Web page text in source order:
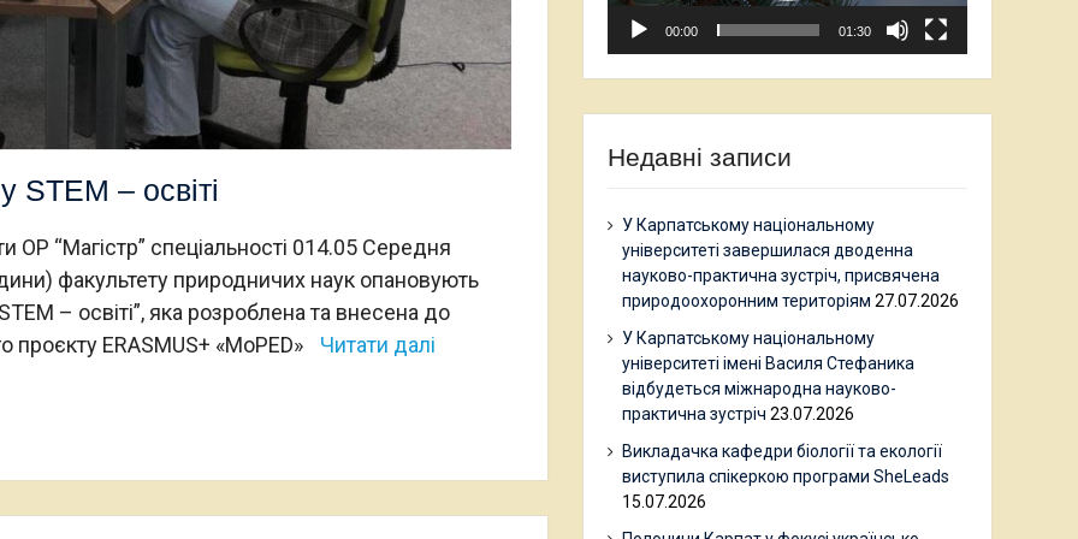
STEM – освіті
ОР “Магістр” спеціальності 014.05 Середня
факультету природничих наук опановують
– освіті”, яка розроблена та внесена до
проєкту ERASMUS+ «MoPED»
Читати далі
00:00 01:30
Недавні записи
У Карпатському національному
університеті завершилася дводенна
науково-практична зустріч, присвячена
природоохоронним територіям 27.07.2026
У Карпатському національному
університеті імені Василя Стефаника
відбудеться міжнародна науково-
практична зустріч 23.07.2026
Викладачка кафедри біології та екології
виступила спікеркою програми SheLeads
15.07.2026